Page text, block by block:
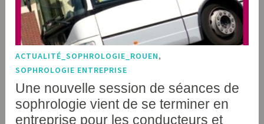
ACTUALITÉ_SOPHROLOGIE_ROUEN,
SOPHROLOGIE ENTREPRISE
Une nouvelle session de séances de
sophrologie vient de se terminer en
entreprise pour les conducteurs et